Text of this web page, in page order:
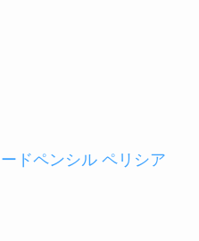
ドペンシル ペリシア